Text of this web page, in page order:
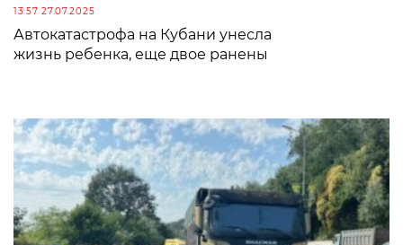
13:57 27.07.2025
Автокатастрофа на Кубани унесла
жизнь ребенка, еще двое ранены